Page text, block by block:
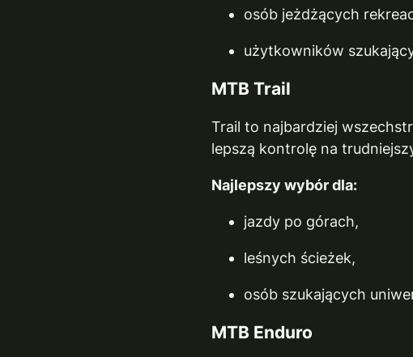
osób jeżdżących
użytkowników
MTB Trail
Trail to najbardziej
lepszą kontrolę na
Najlepszy wybór dla:
jazdy po górach,
leśnych ścieżek,
osób szukających
MTB Enduro